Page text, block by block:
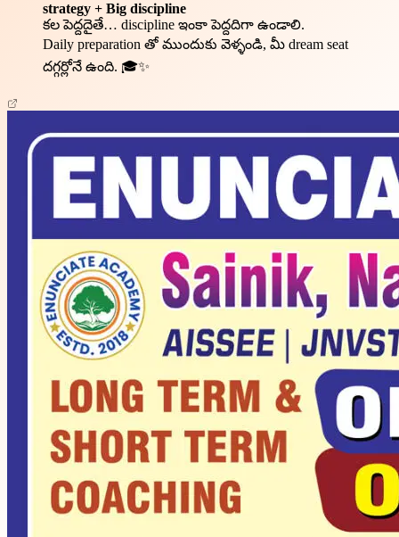
strategy + Big discipline
కల పెద్దదైతే… discipline ఇంకా పెద్దదిగా ఉండాలి.
Daily preparation తో ముందుకు వెళ్ళండి, మీ dream seat
దగ్గర్లోనే ఉంది. 🎓✨